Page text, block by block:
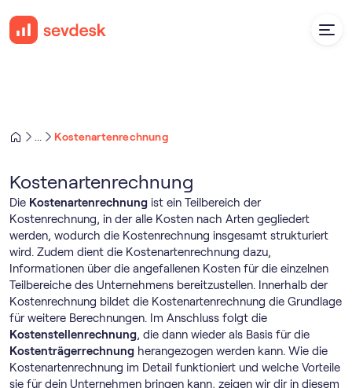
Kostenartenrechnung
Kostenartenrechnung
Die Kostenartenrechnung ist ein Teilbereich der
Kostenrechnung, in der alle Kosten nach Arten gegliedert
werden, wodurch die Kostenrechnung insgesamt strukturiert
wird. Zudem dient die Kostenartenrechnung dazu,
Informationen über die angefallenen Kosten für die einzelnen
Teilbereiche des Unternehmens bereitzustellen. Innerhalb der
Kostenrechnung bildet die Kostenartenrechnung die Grundlage
für weitere Berechnungen. Im Anschluss folgt die
Kostenstellenrechnung, die dann wieder als Basis für die
Kostenträgerrechnung herangezogen werden kann. Wie die
Kostenartenrechnung im Detail funktioniert und welche Vorteile
sie für dein Unternehmen bringen kann, zeigen wir dir in diesem